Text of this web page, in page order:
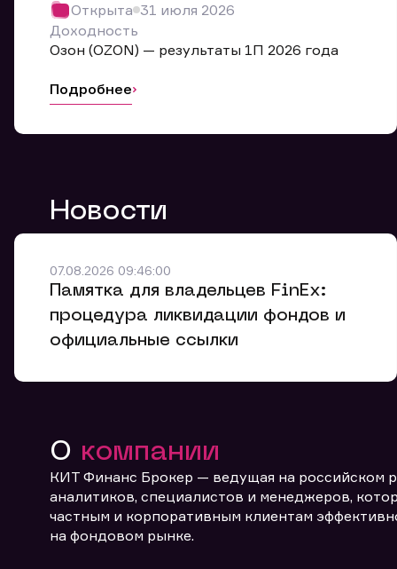
Открыта 31 июля 2026
Доходность
Озон (OZON) — результаты 1П 2026 года
Подробнее
Новости
07.08.2026 09:46:00
Памятка для владельцев FinEx:
процедура ликвидации фондов и
официальные ссылки
О компании
КИТ Финанс Брокер — ведущая на российском
аналитиков, специалистов и менеджеров,
частным и корпоративным клиентам
на фондовом рынке.
Мы
Ваше